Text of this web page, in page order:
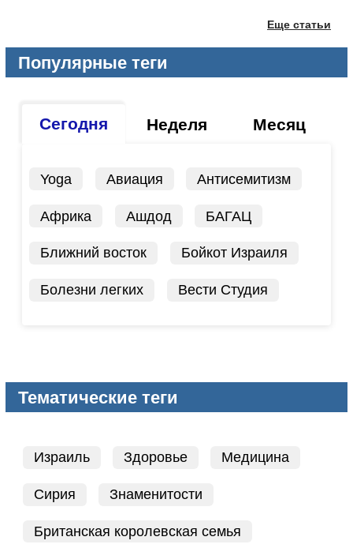
Еще статьи
Популярные теги
Сегодня Неделя Месяц
Yoga Авиация Антисемитизм
Африка Ашдод БАГАЦ
Ближний восток Бойкот Израиля
Болезни легких Вести Студия
Тематические теги
Израиль Здоровье Медицина
Сирия Знаменитости
Британская королевская семья